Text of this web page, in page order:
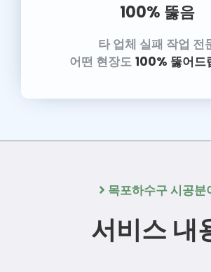
100% 뚫음
타 업체 실패 작업 전
어떤 현장도 100% 뚫어드
목포하수구 시공분
서비스 내